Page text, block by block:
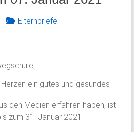
Elternbriefe
ein gutes und gesundes
den Medien erfahren haben, ist
zum 31. Januar 2021